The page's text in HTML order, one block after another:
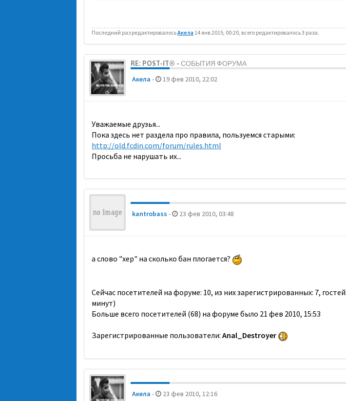
Последний раз редактировалосьАкела 14 янв 2015, 00:20, всего редактировалось 3 раза.
RE: POST-IT® - СОБЫТИЯ ФОРУМА
Акела - 19 фев 2010, 22:02
Уважаемые друзья...
Пока здесь нет раздела про правила, пользуемся старыми:
http://old.fcdin.com/forum/rules.html
Просьба не нарушать их...
kantrobass - 23 фев 2010, 03:48
а слово "хер" на сколько бан плогается?
Сейчас посетителей на форуме: 10, из них зарегистрированных: 7,
минут)
Больше всего посетителей (68) на форуме было 21 фев 2010, 15:53
Зарегистрированные пользователи: Anal_Destroyer
Акела - 23 фев 2010, 12:16